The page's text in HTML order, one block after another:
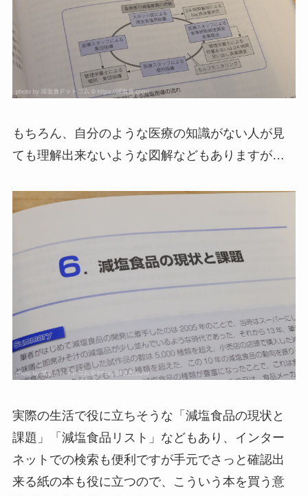
もちろん、自分のような医療の知識がない人が見
ても理解出来ないような図解などもありますが…
実際の生活で役に立ちそうな「減塩食品の現状と
課題」「減塩食品リスト」などもあり、インター
ネットでの検索も便利ですが手元でさっと確認出
来る紙の本も役に立つので、こういう本を買う意